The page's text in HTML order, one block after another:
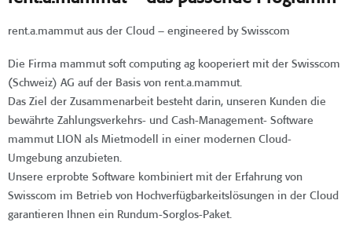
rent.a.mammut aus der Cloud – engineered by Swisscom
Die Firma mammut soft computing ag kooperiert mit der Swisscom
(Schweiz) AG auf der Basis von rent.a.mammut.
Das Ziel der Zusammenarbeit besteht darin, unseren Kunden die
bewährte Zahlungsverkehrs- und Cash-Management- Software
mammut LION als Mietmodell in einer modernen Cloud-
Umgebung anzubieten.
Unsere erprobte Software kombiniert mit der Erfahrung von
Swisscom im Betrieb von Hochverfügbarkeitslösungen in der Cloud
garantieren Ihnen ein Rundum-Sorglos-Paket.